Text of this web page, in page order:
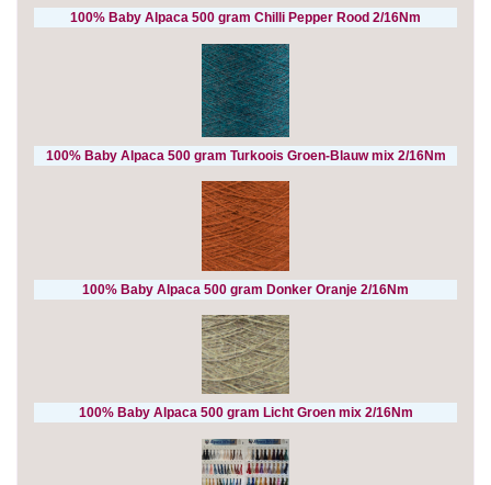
100% Baby Alpaca 500 gram Chilli Pepper Rood 2/16Nm
100% Baby Alpaca 500 gram Turkoois Groen-Blauw mix 2/16Nm
100% Baby Alpaca 500 gram Donker Oranje 2/16Nm
100% Baby Alpaca 500 gram Licht Groen mix 2/16Nm